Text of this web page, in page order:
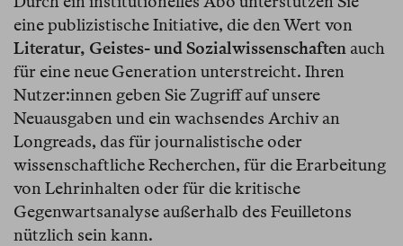
eine publizistische Initiative, die den Wert von
Literatur, Geistes- und Sozialwissenschaften auch
für eine neue Generation unterstreicht. Ihren
Nutzer:innen geben Sie Zugriff auf unsere
Neuausgaben und ein wachsendes Archiv an
Longreads, das für journalistische oder
wissenschaftliche Recherchen, für die Erarbeitung
von Lehrinhalten oder für die kritische
Gegenwartsanalyse außerhalb des Feuilletons
nützlich sein kann.